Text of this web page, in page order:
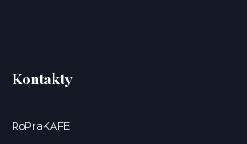
Kontakty
RoPraKAFE